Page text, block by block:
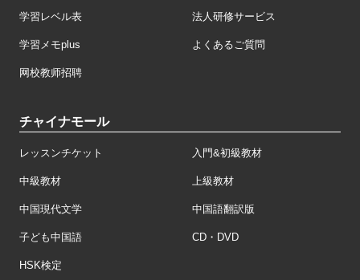
学習レベル表 法人研修サービス
学習メモplus よくあるご質問
网校教师招聘
チャイナモール
レッスンチケット 入門&初級教材
中級教材 上級教材
中国現代文学 中国語翻訳版
子ども中国語 CD・DVD
HSK検定